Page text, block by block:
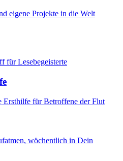
eigene Projekte in die Welt
für Lesebegeisterte
Ersthilfe für Betroffene der Flut
wöchentlich in Dein